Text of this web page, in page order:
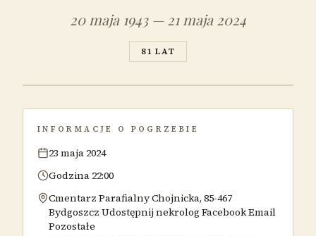
20 maja 1943 — 21 maja 2024
81 LAT
INFORMACJE O POGRZEBIE
23 maja 2024
Godzina 22:00
Cmentarz Parafialny Chojnicka, 85-467
Bydgoszcz Udostępnij nekrolog Facebook Email
Pozostałe